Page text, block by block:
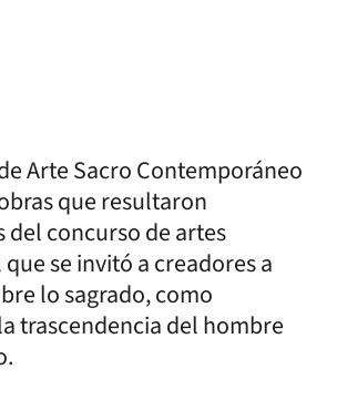
Arte Sacro Contemporáneo
que resultaron
del concurso de artes
se invitó a creadores a
lo sagrado, como
trascendencia del hombre